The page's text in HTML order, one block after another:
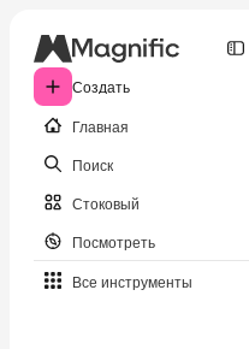
Создать
Главная
Поиск
Стоковый
Посмотреть
Все инструменты